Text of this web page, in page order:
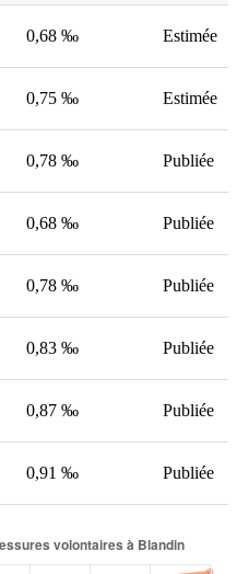
0,68 ‰ Estimée
0,75 ‰ Estimée
0,78 ‰ Publiée
0,68 ‰ Publiée
0,78 ‰ Publiée
0,83 ‰ Publiée
0,87 ‰ Publiée
0,91 ‰ Publiée